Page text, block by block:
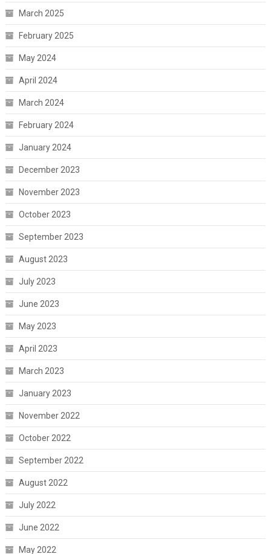
March 2025
February 2025
May 2024
April 2024
March 2024
February 2024
January 2024
December 2023
November 2023
October 2023
September 2023
August 2023
July 2023
June 2023
May 2023
April 2023
March 2023
January 2023
November 2022
October 2022
September 2022
August 2022
July 2022
June 2022
May 2022